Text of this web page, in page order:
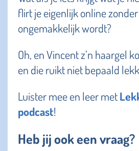
flirt je eigenlijk online
ongemakkelijk wordt?
Oh, en Vincent z’n haargel
en die ruikt niet bepaald
Luister mee en leer met
podcast!
Heb jij ook een vraag?